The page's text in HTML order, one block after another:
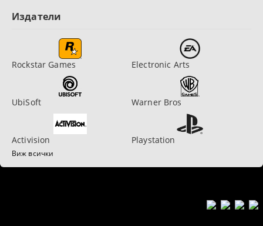
Издатели
Rockstar Games Electronic Arts
UbiSoft Warner Bros
Activision Playstation
Виж всички